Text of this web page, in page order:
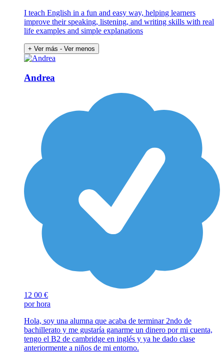
I teach English in a fun and easy way, helping learners
improve their speaking, listening, and writing skills with real
life examples and simple explanations
+ Ver más - Ver menos
Andrea
12 00 €
por hora
Hola, soy una alumna que acaba de terminar 2ndo de
bachillerato y me gustaría ganarme un dinero por mi cuenta,
tengo el B2 de cambridge en inglés y ya he dado clase
anteriormente a niños de mi entorno.